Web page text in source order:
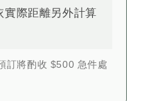
實際距離另外計算
訂將酌收 $500 急件處